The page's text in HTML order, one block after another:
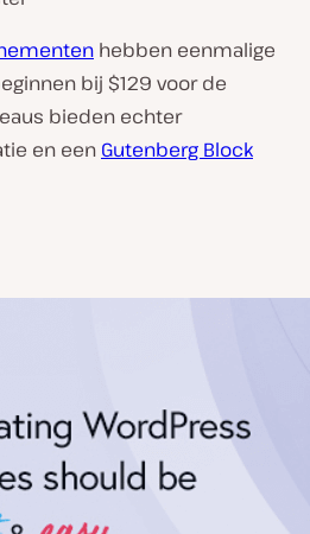
hebben eenmalige
bij $129 voor de
bieden echter
en een Gutenberg Block